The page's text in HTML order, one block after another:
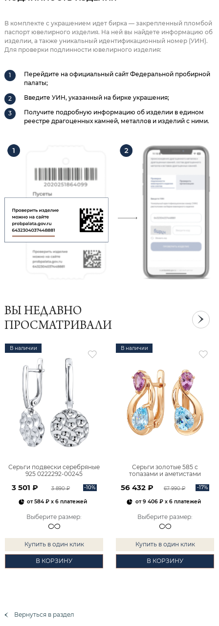
В комплекте с украшением идет бирка — закрепленный пломбой
паспорт ювелирного изделия. На ней вы найдете информацию об
изделии, а также уникальный идентификационный номер (УИН).
Для проверки подлинности ювелирного изделия:
Перейдите на официальный сайт Федеральной пробирной
палаты;
Введите УИН, указанный на бирке украшения;
Получите подробную информацию об изделии в едином
реестре драгоценных камней, металлов и изделий с ними.
ВЫ НЕДАВНО
ПРОСМАТРИВАЛИ
В наличии
Серьги подвески серебряные
925 0222292-00245
3 501 ₽ 3 890 ₽ -10%
от584 ₽ x 6 платежей
Выберите размер:
Купить в один клик
В КОРЗИНУ
В наличии
Серьги золотые 585 с
топазами и аметистами
56 432 ₽ 67 990 ₽ -17%
от9 406 ₽x 6 платежей
Выберите размер:
Купить в один клик
В КОРЗИНУ
Вернуться в раздел